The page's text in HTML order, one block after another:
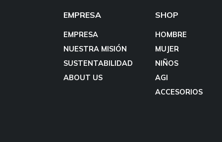
EMPRESA
EMPRESA
NUESTRA MISIÓN
SUSTENTABILIDAD
ABOUT US
SHOP
HOMBRE
MUJER
NIÑOS
AGI
ACCESORIOS